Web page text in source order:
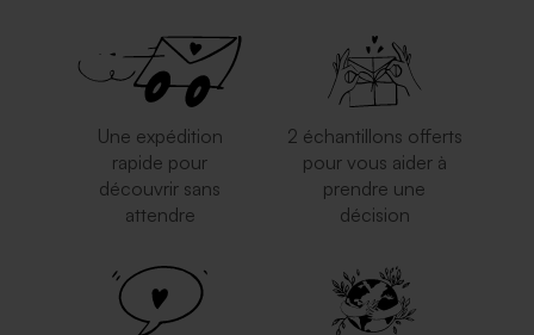
Une expédition
rapide pour
découvrir sans
attendre
2 échantillons offerts
pour vous aider à
prendre une
décision